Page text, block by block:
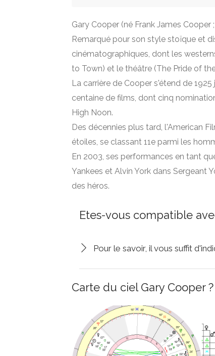
Gary Cooper (né Frank James
Remarqué pour son style stoïque et
cinématographiques, dont les
to Town) et le théâtre (The Pride of
La carrière de Cooper s'étend de
centaine de films, dont cinq
High Noon.
Des décennies plus tard, l'American
étoiles, se classant 11e parmi les
En 2003, ses performances en tant
Yankees et Alvin York dans Sergeant
des héros.
Etes-vous compatible
Pour le savoir, il vous suffit
Carte du ciel Gary Cooper ?